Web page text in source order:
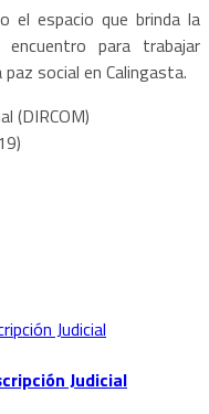
el espacio que brinda la
para trabajar
social en Calingasta.
(DIRCOM)
Judicial